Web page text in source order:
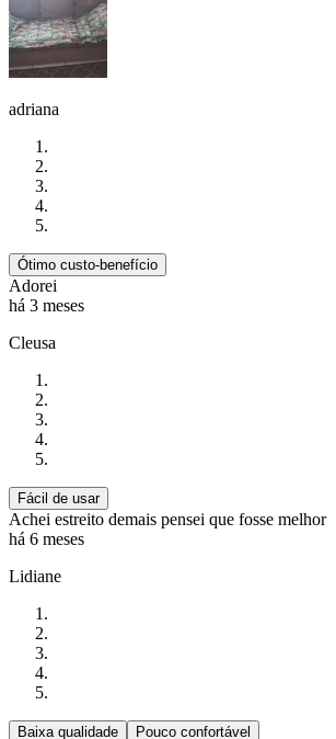
adriana
Ótimo custo-benefício
Adorei
há 3 meses
Cleusa
Fácil de usar
Achei estreito demais pensei que fosse melhor
há 6 meses
Lidiane
Baixa qualidade Pouco confortável